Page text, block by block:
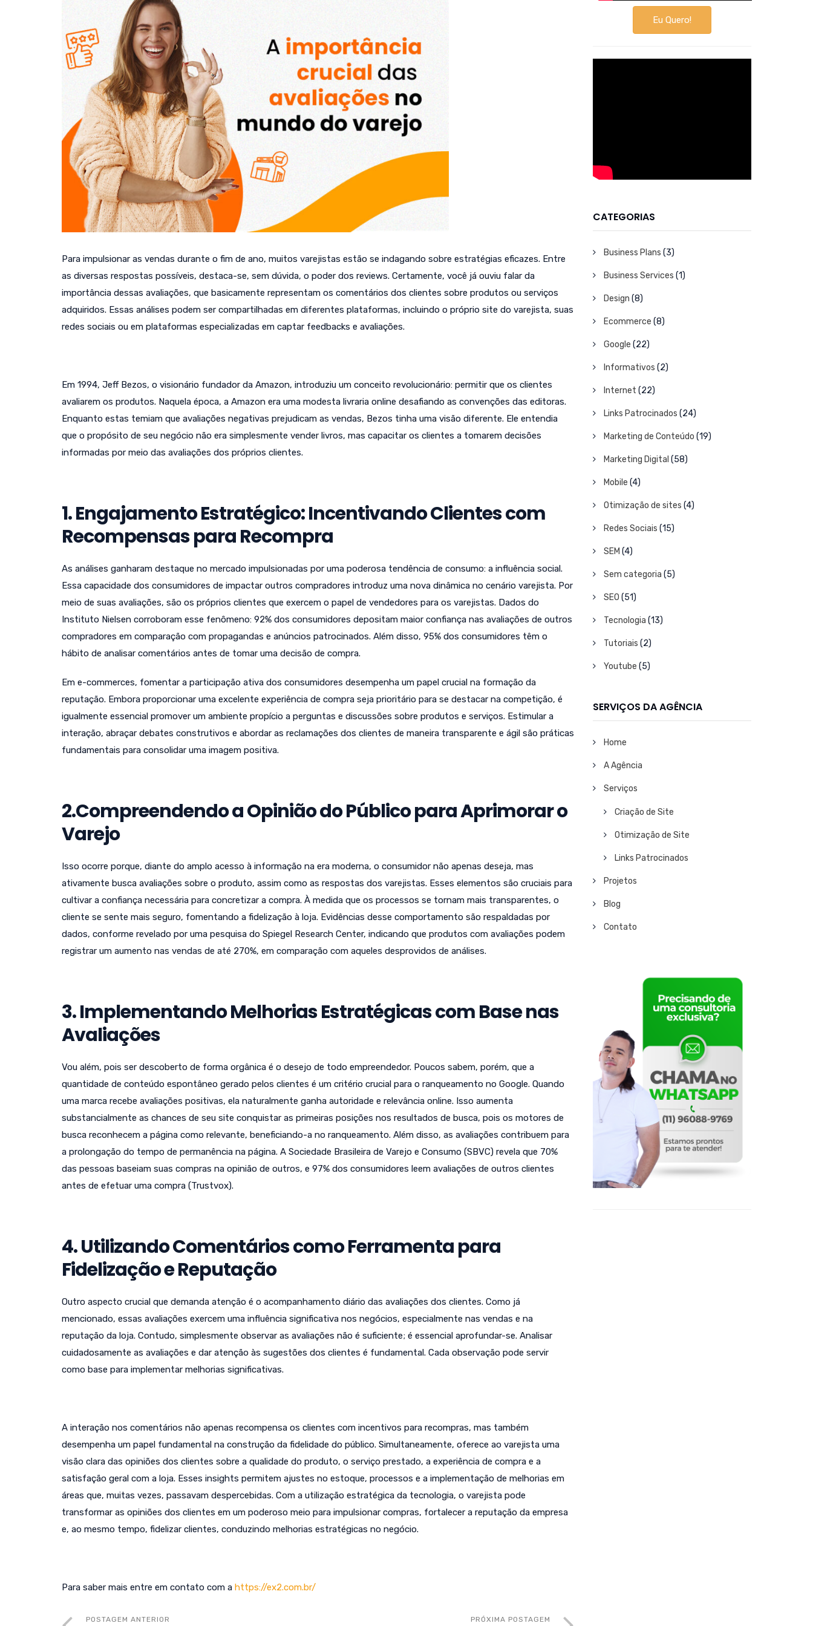
Para impulsionar as vendas durante o fim de ano, muitos varejistas estão se indagando sobre estratégias eficazes. Entre
as diversas respostas possíveis, destaca-se, sem dúvida, o poder dos reviews. Certamente, você já ouviu falar da
importância dessas avaliações, que basicamente representam os comentários dos clientes sobre produtos ou serviços
adquiridos. Essas análises podem ser compartilhadas em diferentes plataformas, incluindo o próprio site do varejista, suas
redes sociais ou em plataformas especializadas em captar feedbacks e avaliações.
Em 1994, Jeff Bezos, o visionário fundador da Amazon, introduziu um conceito revolucionário: permitir que os clientes
avaliarem os produtos. Naquela época, a Amazon era uma modesta livraria online desafiando as convenções das editoras.
Enquanto estas temiam que avaliações negativas prejudicam as vendas, Bezos tinha uma visão diferente. Ele entendia
que o propósito de seu negócio não era simplesmente vender livros, mas capacitar os clientes a tomarem decisões
informadas por meio das avaliações dos próprios clientes.
1. Engajamento Estratégico: Incentivando Clientes com
Recompensas para Recompra
As análises ganharam destaque no mercado impulsionadas por uma poderosa tendência de consumo: a influência social.
Essa capacidade dos consumidores de impactar outros compradores introduz uma nova dinâmica no cenário varejista. Por
meio de suas avaliações, são os próprios clientes que exercem o papel de vendedores para os varejistas. Dados do
Instituto Nielsen corroboram esse fenômeno: 92% dos consumidores depositam maior confiança nas avaliações de outros
compradores em comparação com propagandas e anúncios patrocinados. Além disso, 95% dos consumidores têm o
hábito de analisar comentários antes de tomar uma decisão de compra.
Em e-commerces, fomentar a participação ativa dos consumidores desempenha um papel crucial na formação da
reputação. Embora proporcionar uma excelente experiência de compra seja prioritário para se destacar na competição, é
igualmente essencial promover um ambiente propício a perguntas e discussões sobre produtos e serviços. Estimular a
interação, abraçar debates construtivos e abordar as reclamações dos clientes de maneira transparente e ágil são práticas
fundamentais para consolidar uma imagem positiva.
2.Compreendendo a Opinião do Público para Aprimorar o
Varejo
Isso ocorre porque, diante do amplo acesso à informação na era moderna, o consumidor não apenas deseja, mas
ativamente busca avaliações sobre o produto, assim como as respostas dos varejistas. Esses elementos são cruciais para
cultivar a confiança necessária para concretizar a compra. À medida que os processos se tornam mais transparentes, o
cliente se sente mais seguro, fomentando a fidelização à loja. Evidências desse comportamento são respaldadas por
dados, conforme revelado por uma pesquisa do Spiegel Research Center, indicando que produtos com avaliações podem
registrar um aumento nas vendas de até 270%, em comparação com aqueles desprovidos de análises.
3. Implementando Melhorias Estratégicas com Base nas
Avaliações
Vou além, pois ser descoberto de forma orgânica é o desejo de todo empreendedor. Poucos sabem, porém, que a
quantidade de conteúdo espontâneo gerado pelos clientes é um critério crucial para o ranqueamento no Google. Quando
uma marca recebe avaliações positivas, ela naturalmente ganha autoridade e relevância online. Isso aumenta
substancialmente as chances de seu site conquistar as primeiras posições nos resultados de busca, pois os motores de
busca reconhecem a página como relevante, beneficiando-a no ranqueamento. Além disso, as avaliações contribuem para
a prolongação do tempo de permanência na página. A Sociedade Brasileira de Varejo e Consumo (SBVC) revela que 70%
das pessoas baseiam suas compras na opinião de outros, e 97% dos consumidores leem avaliações de outros clientes
antes de efetuar uma compra (Trustvox).
4. Utilizando Comentários como Ferramenta para
Fidelização e Reputação
Outro aspecto crucial que demanda atenção é o acompanhamento diário das avaliações dos clientes. Como já
mencionado, essas avaliações exercem uma influência significativa nos negócios, especialmente nas vendas e na
reputação da loja. Contudo, simplesmente observar as avaliações não é suficiente; é essencial aprofundar-se. Analisar
cuidadosamente as avaliações e dar atenção às sugestões dos clientes é fundamental. Cada observação pode servir
como base para implementar melhorias significativas.
A interação nos comentários não apenas recompensa os clientes com incentivos para recompras, mas também
desempenha um papel fundamental na construção da fidelidade do público. Simultaneamente, oferece ao varejista uma
visão clara das opiniões dos clientes sobre a qualidade do produto, o serviço prestado, a experiência de compra e a
satisfação geral com a loja. Esses insights permitem ajustes no estoque, processos e a implementação de melhorias em
áreas que, muitas vezes, passavam despercebidas. Com a utilização estratégica da tecnologia, o varejista pode
transformar as opiniões dos clientes em um poderoso meio para impulsionar compras, fortalecer a reputação da empresa
e, ao mesmo tempo, fidelizar clientes, conduzindo melhorias estratégicas no negócio.
Para saber mais entre em contato com a https://ex2.com.br/
POSTAGEM ANTERIOR PRÓXIMA POSTAGEM
Eu Quero!
CATEGORIAS
Business Plans (3)
Business Services (1)
Design (8)
Ecommerce (8)
Google (22)
Informativos (2)
Internet (22)
Links Patrocinados (24)
Marketing de Conteúdo (19)
Marketing Digital (58)
Mobile (4)
Otimização de sites (4)
Redes Sociais (15)
SEM (4)
Sem categoria (5)
SEO (51)
Tecnologia (13)
Tutoriais (2)
Youtube (5)
SERVIÇOS DA AGÊNCIA
Home
A Agência
Serviços
Criação de Site
Otimização de Site
Links Patrocinados
Projetos
Blog
Contato